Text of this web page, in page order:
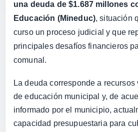
una deuda de $1.687 millones
Educación (Mineduc), situación
curso un proceso judicial y que
principales desafíos financieros
comunal.
La deuda corresponde a
de educación municipal y, de
informado por el municipio,
capacidad presupuestaria para